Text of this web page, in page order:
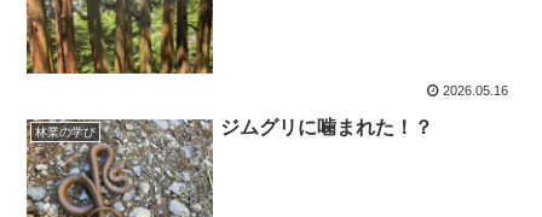
2026.05.16
林業の学び ジムグリに噛まれた！？